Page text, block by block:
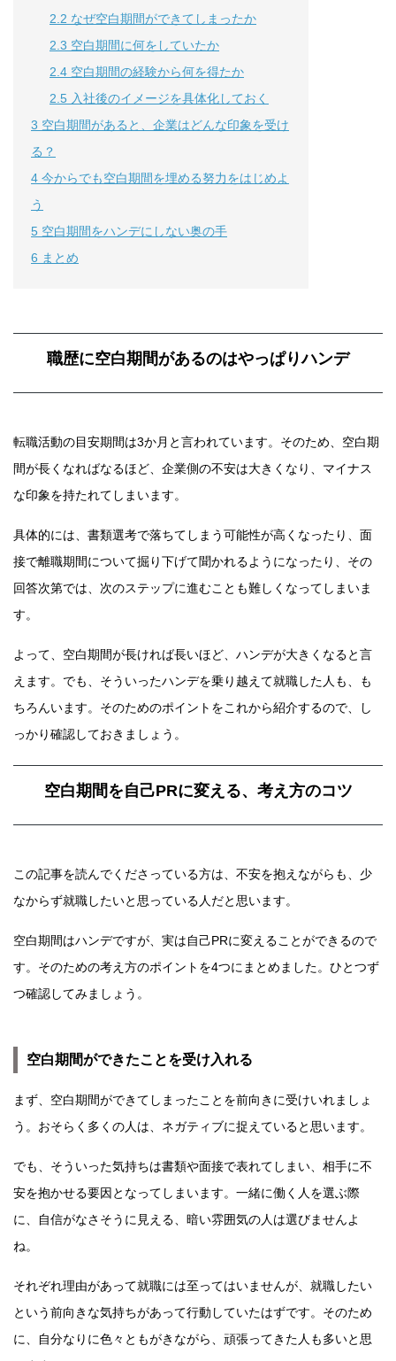
2.2 なぜ空白期間ができてしまったか
2.3 空白期間に何をしていたか
2.4 空白期間の経験から何を得たか
2.5 入社後のイメージを具体化しておく
3 空白期間があると、企業はどんな印象を受け
る？
4 今からでも空白期間を埋める努力をはじめよ
う
5 空白期間をハンデにしない奥の手
6 まとめ
職歴に空白期間があるのはやっぱりハンデ
転職活動の目安期間は3か月と言われています。そのため、空白期
間が長くなればなるほど、企業側の不安は大きくなり、マイナス
な印象を持たれてしまいます。
具体的には、書類選考で落ちてしまう可能性が高くなったり、面
接で離職期間について掘り下げて聞かれるようになったり、その
回答次第では、次のステップに進むことも難しくなってしまいま
す。
よって、空白期間が長ければ長いほど、ハンデが大きくなると言
えます。でも、そういったハンデを乗り越えて就職した人も、も
ちろんいます。そのためのポイントをこれから紹介するので、し
っかり確認しておきましょう。
空白期間を自己PRに変える、考え方のコツ
この記事を読んでくださっている方は、不安を抱えながらも、少
なからず就職したいと思っている人だと思います。
空白期間はハンデですが、実は自己PRに変えることができるので
す。そのための考え方のポイントを4つにまとめました。ひとつず
つ確認してみましょう。
空白期間ができたことを受け入れる
まず、空白期間ができてしまったことを前向きに受けいれましょ
う。おそらく多くの人は、ネガティブに捉えていると思います。
でも、そういった気持ちは書類や面接で表れてしまい、相手に不
安を抱かせる要因となってしまいます。一緒に働く人を選ぶ際
に、自信がなさそうに見える、暗い雰囲気の人は選びませんよ
ね。
それぞれ理由があって就職には至ってはいませんが、就職したい
という前向きな気持ちがあって行動していたはずです。そのため
に、自分なりに色々ともがきながら、頑張ってきた人も多いと思